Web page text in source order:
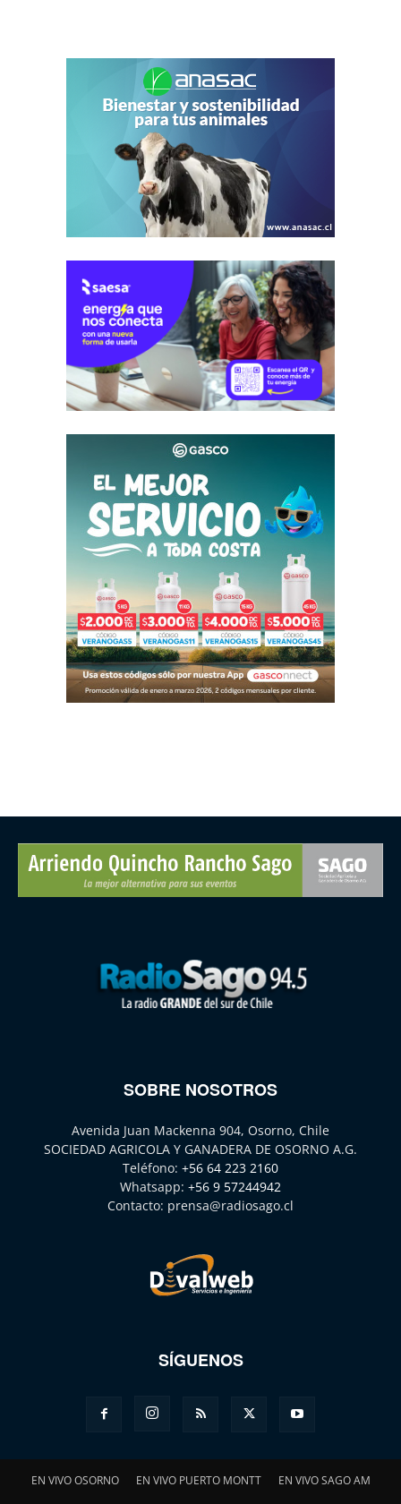
SOBRE NOSOTROS
Avenida Juan Mackenna 904, Osorno, Chile
SOCIEDAD AGRICOLA Y GANADERA DE OSORNO A.G.
Teléfono: +56 64 223 2160
Whatsapp: +56 9 57244942
Contacto: prensa@radiosago.cl
SÍGUENOS
EN VIVO OSORNO EN VIVO PUERTO MONTT EN VIVO SAGO AM